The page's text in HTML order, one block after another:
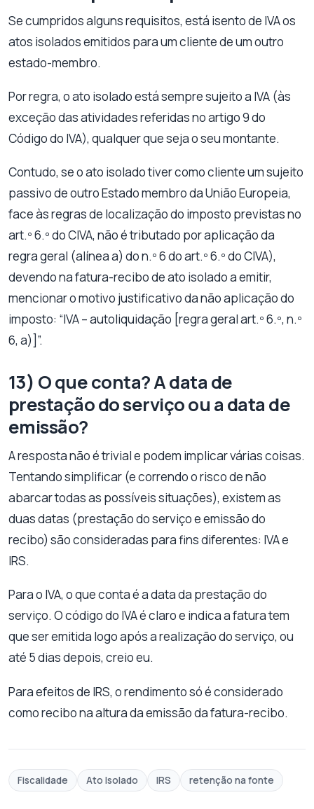
Se cumpridos alguns requisitos, está isento de IVA os
atos isolados emitidos para um cliente de um outro
estado-membro.
Por regra, o ato isolado está sempre sujeito a IVA (às
exceção das atividades referidas no artigo 9 do
Código do IVA), qualquer que seja o seu montante.
Contudo, se o ato isolado tiver como cliente um sujeito
passivo de outro Estado membro da União Europeia,
face às regras de localização do imposto previstas no
art.º 6.º do CIVA, não é tributado por aplicação da
regra geral (alínea a) do n.º 6 do art.º 6.º do CIVA),
devendo na fatura-recibo de ato isolado a emitir,
mencionar o motivo justificativo da não aplicação do
imposto: “IVA – autoliquidação [regra geral art.º 6.º, n.º
6, a)]”.
13) O que conta? A data de
prestação do serviço ou a data de
emissão?
A resposta não é trivial e podem implicar várias coisas.
Tentando simplificar (e correndo o risco de não
abarcar todas as possíveis situações), existem as
duas datas (prestação do serviço e emissão do
recibo) são consideradas para fins diferentes: IVA e
IRS.
Para o IVA, o que conta é a data da prestação do
serviço. O código do IVA é claro e indica a fatura tem
que ser emitida logo após a realização do serviço, ou
até 5 dias depois, creio eu.
Para efeitos de IRS, o rendimento só é considerado
como recibo na altura da emissão da fatura-recibo.
Fiscalidade Ato Isolado IRS retenção na fonte